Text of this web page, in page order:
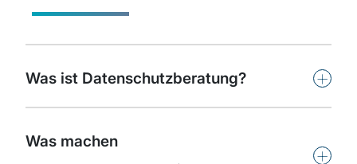
Was ist Datenschutzberatung? +
Was machen
+